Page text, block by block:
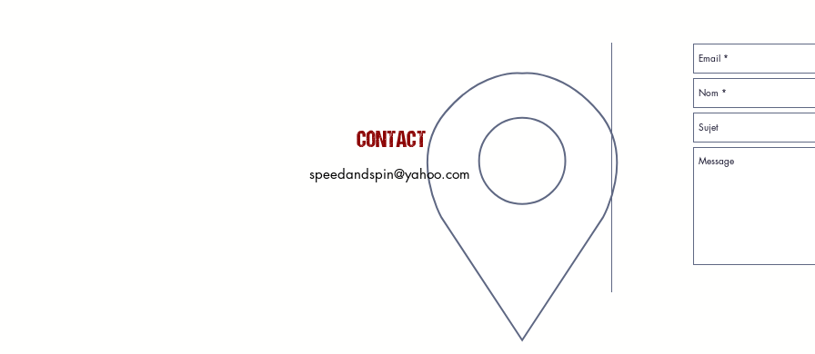
CONTACT
speedandspin@yahoo.com